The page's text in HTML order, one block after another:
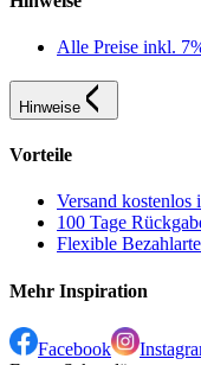
Alle Preise inkl.
Hinweise
Vorteile
Versand kostenlos
100 Tage
Flexible
Mehr Inspiration
Facebook